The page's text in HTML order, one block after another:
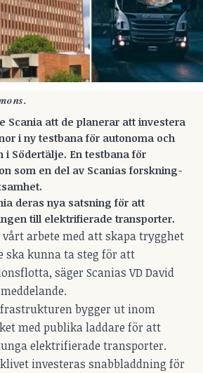
.
Scania att de planerar att investera
i ny testbana för autonoma och
i Södertälje. En testbana för
som en del av Scanias forskning-
deras nya satsning för att
till elektrifierade transporter.
vårt arbete med att skapa trygghet
ska kunna ta steg för att
säger Scanias VD David
bygger ut inom
med publika laddare för att
elektrifierade transporter.
investeras snabbladdning för